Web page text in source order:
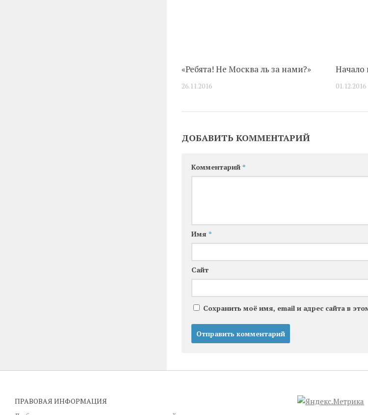
«Ребята! Не Москва ль за нами?»
26.11.2016 01.12.2016
ДОБАВИТЬ КОММЕНТАРИЙ
Комментарий *
Имя *
Сайт
Сохранить моё имя, email и адрес сайта в
ПРАВОВАЯ ИНФОРМАЦИЯ